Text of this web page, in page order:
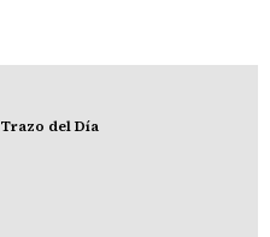
Trazo del Día